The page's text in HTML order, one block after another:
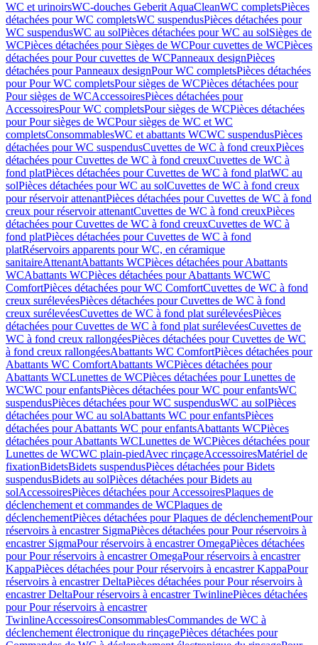
WC et urinoirsWC-douches Geberit AquaCleanWC completsPièces
détachées pour WC completsWC suspendusPièces détachées pour
WC suspendusWC au solPièces détachées pour WC au solSièges de
WCPièces détachées pour Sièges de WCPour cuvettes de WCPièces
détachées pour Pour cuvettes de WCPanneaux designPièces
détachées pour Panneaux designPour WC completsPièces détachées
pour Pour WC completsPour sièges de WCPièces détachées pour
Pour sièges de WCAccessoiresPièces détachées pour
AccessoiresPour WC completsPour sièges de WCPièces détachées
pour Pour sièges de WCPour sièges de WC et WC
completsConsommablesWC et abattants WCWC suspendusPièces
détachées pour WC suspendusCuvettes de WC à fond creuxPièces
détachées pour Cuvettes de WC à fond creuxCuvettes de WC à
fond platPièces détachées pour Cuvettes de WC à fond platWC au
solPièces détachées pour WC au solCuvettes de WC à fond creux
pour réservoir attenantPièces détachées pour Cuvettes de WC à fond
creux pour réservoir attenantCuvettes de WC à fond creuxPièces
détachées pour Cuvettes de WC à fond creuxCuvettes de WC à
fond platPièces détachées pour Cuvettes de WC à fond
platRéservoirs apparents pour WC, en céramique
sanitaireAttenantAbattants WCPièces détachées pour Abattants
WCAbattants WCPièces détachées pour Abattants WCWC
ComfortPièces détachées pour WC ComfortCuvettes de WC à fond
creux surélevéesPièces détachées pour Cuvettes de WC à fond
creux surélevéesCuvettes de WC à fond plat surélevéesPièces
détachées pour Cuvettes de WC à fond plat surélevéesCuvettes de
WC à fond creux rallongéesPièces détachées pour Cuvettes de WC
à fond creux rallongéesAbattants WC ComfortPièces détachées pour
Abattants WC ComfortAbattants WCPièces détachées pour
Abattants WCLunettes de WCPièces détachées pour Lunettes de
WCWC pour enfantsPièces détachées pour WC pour enfantsWC
suspendusPièces détachées pour WC suspendusWC au solPièces
détachées pour WC au solAbattants WC pour enfantsPièces
détachées pour Abattants WC pour enfantsAbattants WCPièces
détachées pour Abattants WCLunettes de WCPièces détachées pour
Lunettes de WCWC plain-piedAvec rinçageAccessoiresMatériel de
fixationBidetsBidets suspendusPièces détachées pour Bidets
suspendusBidets au solPièces détachées pour Bidets au
solAccessoiresPièces détachées pour AccessoiresPlaques de
déclenchement et commandes de WCPlaques de
déclenchementPièces détachées pour Plaques de déclenchementPour
réservoirs à encastrer SigmaPièces détachées pour Pour réservoirs à
encastrer SigmaPour réservoirs à encastrer OmegaPièces détachées
pour Pour réservoirs à encastrer OmegaPour réservoirs à encastrer
KappaPièces détachées pour Pour réservoirs à encastrer KappaPour
réservoirs à encastrer DeltaPièces détachées pour Pour réservoirs à
encastrer DeltaPour réservoirs à encastrer TwinlinePièces détachées
pour Pour réservoirs à encastrer
TwinlineAccessoiresConsommablesCommandes de WC à
déclenchement électronique du rinçagePièces détachées pour